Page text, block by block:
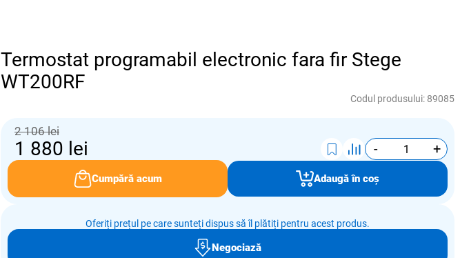
Termostat programabil electronic fara fir Stege
WT200RF
Codul produsului: 89085
2 106 lei
1 880 lei - +
Cumpără acum Adaugă în coș
Oferiți prețul pe care sunteți dispus să îl plătiți pentru acest produs.
Negociază